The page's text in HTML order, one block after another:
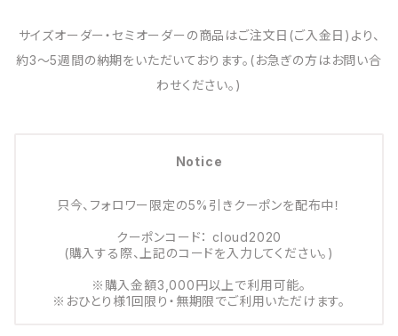
サイズオーダー・セミオーダーの商品はご注文日(ご入金日)より、
約3～5週間の納期をいただいております。(お急ぎの方はお問い合
わせください。)
Notice
只今、フォロワー限定の5%引きクーポンを配布中！
クーポンコード： cloud2020
(購入する際、上記のコードを入力してください。)
※購入金額3,000円以上で利用可能。
※おひとり様1回限り・無期限でご利用いただけます。